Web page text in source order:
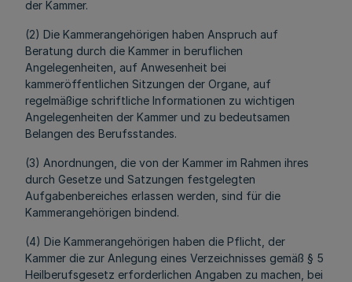
der Kammer.
(2) Die Kammerangehörigen haben Anspruch auf
Beratung durch die Kammer in beruflichen
Angelegenheiten, auf Anwesenheit bei
kammeröffentlichen Sitzungen der Organe, auf
regelmäßige schriftliche Informationen zu wichtigen
Angelegenheiten der Kammer und zu bedeutsamen
Belangen des Berufsstandes.
(3) Anordnungen, die von der Kammer im Rahmen ihres
durch Gesetze und Satzungen festgelegten
Aufgabenbereiches erlassen werden, sind für die
Kammerangehörigen bindend.
(4) Die Kammerangehörigen haben die Pflicht, der
Kammer die zur Anlegung eines Verzeichnisses gemäß § 5
Heilberufsgesetz erforderlichen Angaben zu machen, bei